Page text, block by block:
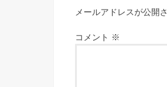
メールアドレスが公開
コメント ※